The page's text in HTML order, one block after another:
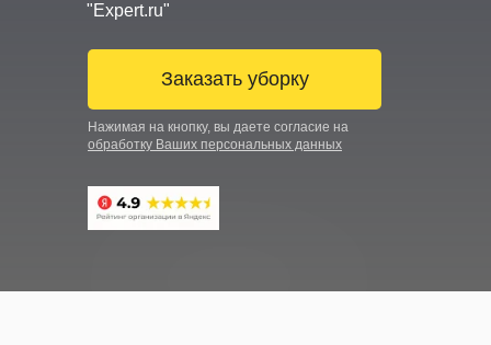
Заказать уборку
"Expert.ru"
Нажимая на кнопку, вы даете согласие на
обработку Ваших персональных данных